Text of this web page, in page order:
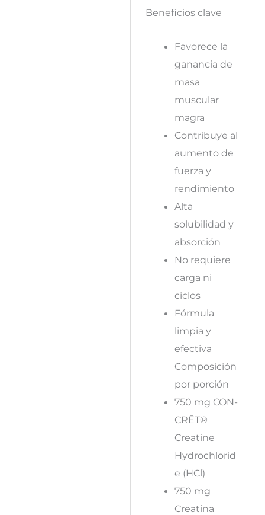
Beneficios clave
Favorece la
ganancia de
masa
muscular
magra
Contribuye al
aumento de
fuerza y
rendimiento
Alta
solubilidad y
absorción
No requiere
carga ni
ciclos
Fórmula
limpia y
efectiva
Composición
por porción
750 mg CON-
CRĒT®
Creatine
Hydrochlorid
e (HCl)
750 mg
Creatina